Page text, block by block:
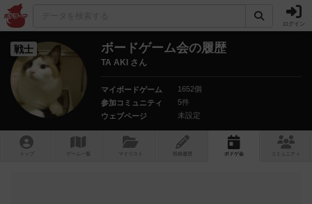
ログイン
戦士 ボードゲーム会の履歴
TA AKI さん
マイボードゲーム
1652個
参加コミュニティ
5件
ウェブページ
未設定
トップ ゲーム一覧 マイリスト 投稿履歴 ボ ドゲ会 コミュニティ